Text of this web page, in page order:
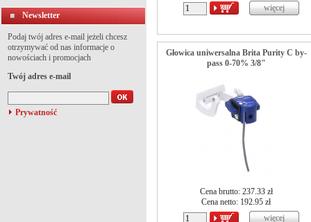
Newsletter
Podaj twój adres e-mail jeżeli chcesz
otrzymywać od nas informacje o
nowościach i promocjach
Twój adres e-mail
Prywatność
Głowica uniwersalna Brita Purity C by-
pass 0-70% 3/8"
Cena brutto: 237.33 zł
Cena netto: 192.95 zł